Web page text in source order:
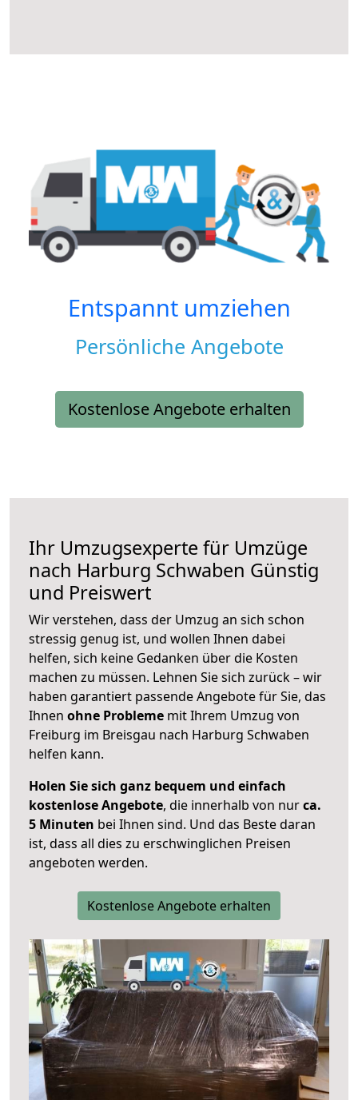
Entspannt umziehen
Persönliche Angebote
Kostenlose Angebote erhalten
Ihr Umzugsexperte für Umzüge
nach Harburg Schwaben Günstig
und Preiswert
Wir verstehen, dass der Umzug an sich schon
stressig genug ist, und wollen Ihnen dabei
helfen, sich keine Gedanken über die Kosten
machen zu müssen. Lehnen Sie sich zurück – wir
haben garantiert passende Angebote für Sie, das
Ihnen ohne Probleme mit Ihrem Umzug von
Freiburg im Breisgau nach Harburg Schwaben
helfen kann.
Holen Sie sich ganz bequem und einfach
kostenlose Angebote, die innerhalb von nurca.
5 Minuten bei Ihnen sind. Und das Beste daran
ist, dass all dies zu erschwinglichen Preisen
angeboten werden.
Kostenlose Angebote erhalten